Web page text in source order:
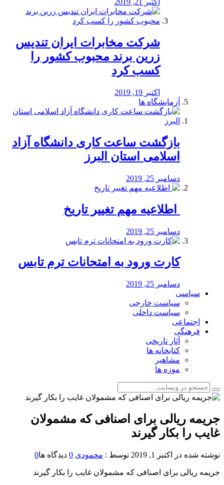
اکتبر 21, 2019
شرکت مخابرات ایران تندیس
زرین برند محبوب کشور را
کسب کرد
اکتبر 19, 2019
آزمایشگاه ها
بازگشت ساعت کاری دانشگاه آزاد
اسلامی استان البرز
دسامبر 25, 2019
️ اطلاعیه مهم تغییر تاریخ
دسامبر 25, 2019
کارت ورود به امتحانات ترم تابس
دسامبر 25, 2019
سیاسی
سیاست خارجی
سیاست داخلی
اجتماعی
فرهنگی
آثار تاریخی
کتابخانه ها
مشاهیر
موزه ها
جریمه ریالی برای اصنافی که مشمولان
غایب را بکار گیرند
نوشته شده در اکتبر 1, 2019 توسط : محمودی 0 دیدگاه ها0
جریمه ریالی برای اصنافی که مشمولان غایب را بکار گیرند